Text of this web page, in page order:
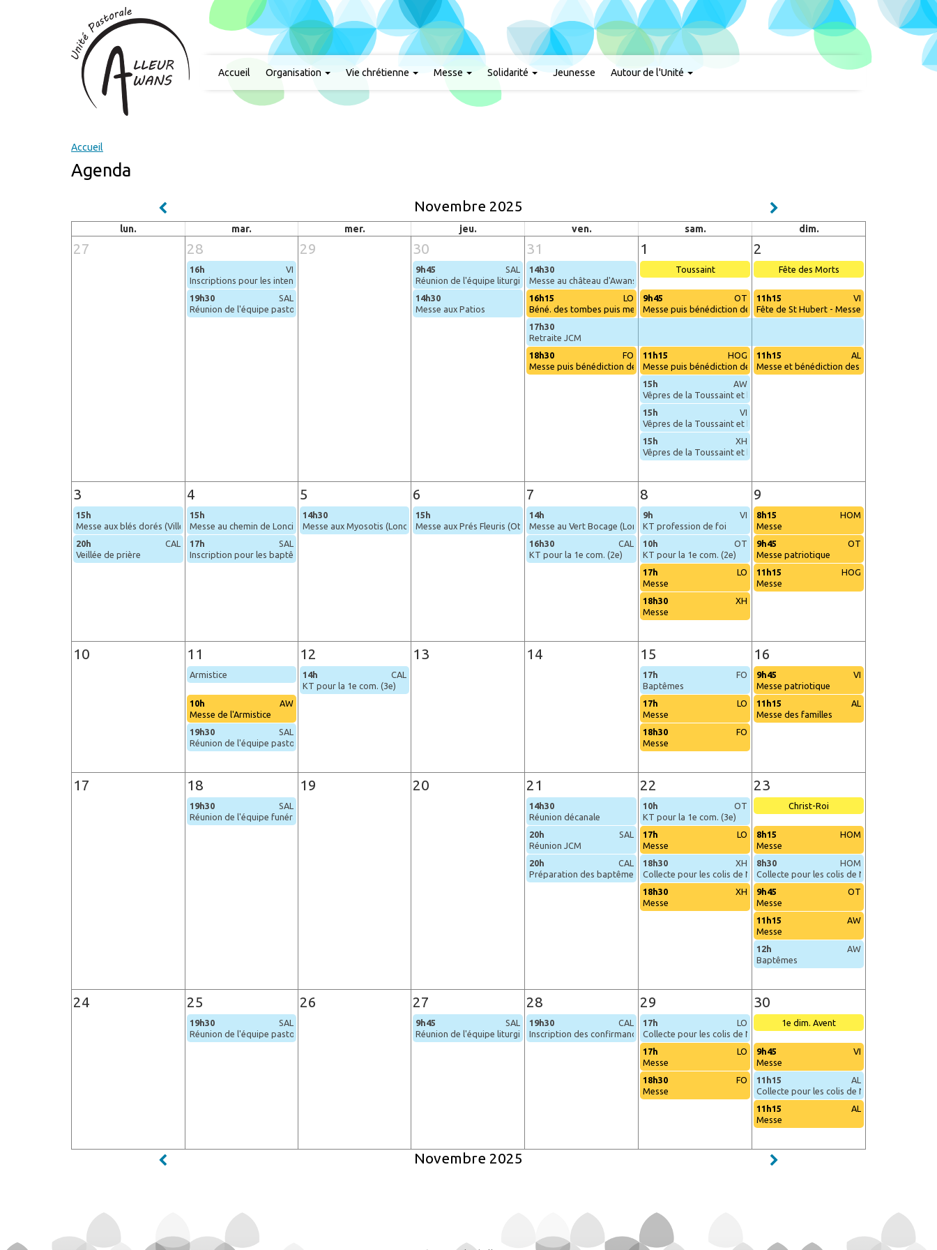
Accueil Organisation Vie chrétienne Messe Solidarité Jeunesse Autour de l'Unité
Accueil
Agenda
Novembre 2025
lun. mar. mer. jeu. ven. sam. dim.
27 28 29 30 31 1 2
16h
VI
Inscriptions pour les intentions de messe à Villers
9h45
SAL
Réunion de l'équipe liturgique
14h30
Messe au château d'Awans
Toussaint Fête des Morts
19h30
SAL
Réunion de l'équipe pastorale
14h30
Messe aux Patios
16h15
LO
Béné. des tombes puis messe
9h45
OT
Messe puis bénédiction des tombes
11h15
VI
Fête de St Hubert - Messe des familles
17h30
Retraite JCM
18h30
FO
Messe puis bénédiction des tombes
11h15
HOG
Messe puis bénédiction des tombes
11h15
AL
Messe et bénédiction des tombes
15h
AW
Vêpres de la Toussaint et bénédiction des tombes
15h
VI
Vêpres de la Toussaint et bénédiction des tombes
15h
XH
Vêpres de la Toussaint et bénédiction des tombes
3 4 5 6 7 8 9
15h
Messe aux blés dorés (Villers)
15h
Messe au chemin de Loncin
14h30
Messe aux Myosotis (Loncin)
15h
Messe aux Prés Fleuris (Othée)
14h
Messe au Vert Bocage (Loncin)
9h
VI
KT profession de foi
8h15
HOM
Messe
20h
CAL
Veillée de prière
17h
SAL
Inscription pour les baptêmes des bébés
16h30
CAL
KT pour la 1e com. (2e)
10h
OT
KT pour la 1e com. (2e)
9h45
OT
Messe patriotique
17h
LO
Messe
11h15
HOG
Messe
18h30
XH
Messe
10 11 12 13 14 15 16
Armistice 14h
CAL
KT pour la 1e com. (3e)
17h
FO
Baptêmes
9h45
VI
Messe patriotique
10h
AW
Messe de l'Armistice
17h
LO
Messe
11h15
AL
Messe des familles
19h30
SAL
Réunion de l'équipe pastorale
18h30
FO
Messe
17 18 19 20 21 22 23
19h30
SAL
Réunion de l'équipe funérailles
14h30
Réunion décanale
10h
OT
KT pour la 1e com. (3e)
Christ-Roi
20h
SAL
Réunion JCM
17h
LO
Messe
8h15
HOM
Messe
20h
CAL
Préparation des baptêmes de décembre
18h30
XH
Collecte pour les colis de Noël
8h30
HOM
Collecte pour les colis de Noël
18h30
XH
Messe
9h45
OT
Messe
11h15
AW
Messe
12h
AW
Baptêmes
24 25 26 27 28 29 30
19h30
SAL
Réunion de l'équipe pastorale
9h45
SAL
Réunion de l'équipe liturgique
19h30
CAL
Inscription des confirmands 2026
17h
LO
Collecte pour les colis de Noël
1e dim. Avent
17h
LO
Messe
9h45
VI
Messe
18h30
FO
Messe
11h15
AL
Collecte pour les colis de Noël
11h15
AL
Messe
Novembre 2025